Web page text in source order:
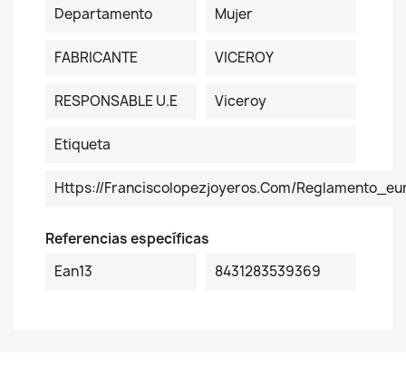
Departamento Mujer
FABRICANTE VICEROY
RESPONSABLE U.E Viceroy
Etiqueta
Https://franciscolopezjoyeros.com/
Referencias específicas
Ean13
8431283539369